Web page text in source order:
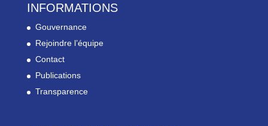
INFORMATIONS
Gouvernance
Rejoindre l’équipe
Contact
Publications
Transparence